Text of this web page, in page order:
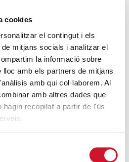
cookies
el contingut i els
mitjans socials i analitzar el
la informació sobre
amb els partners de mitjans
amb qui col·laborem. Al
amb altres dades que
hagin recopilat a partir de l'ús
mantiene su
dignidad humana